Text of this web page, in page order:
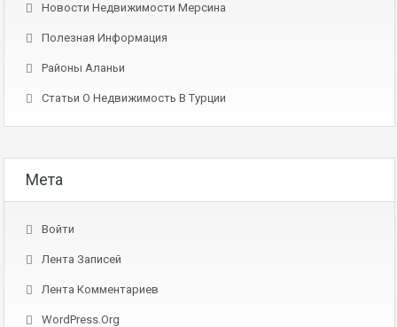
Новости Недвижимости Мерсина
Полезная Информация
Районы Аланьи
Статьи О Недвижимость В Турции
Мета
Войти
Лента Записей
Лента Комментариев
WordPress.org